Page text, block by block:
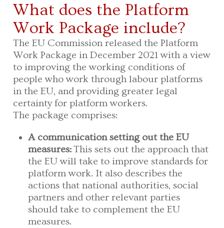
What does the Platform
Work Package include?
The EU Commission released the Platform
Work Package in December 2021 with a view
to improving the working conditions of
people who work through labour platforms
in the EU, and providing greater legal
certainty for platform workers.
The package comprises:
A communication setting out the EU
measures:This sets out the approach that
the EU will take to improve standards for
platform work. It also describes the
actions that national authorities, social
partners and other relevant parties
should take to complement the EU
measures.